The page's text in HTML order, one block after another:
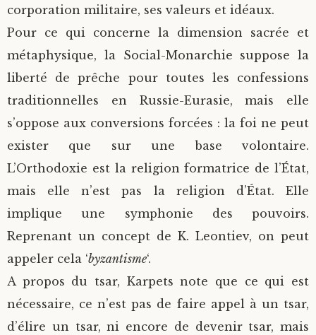
corporation militaire, ses valeurs et idéaux.
Pour ce qui concerne la dimension sacrée et
métaphysique, la Social-Monarchie suppose la
liberté de prêche pour toutes les confessions
traditionnelles en Russie-Eurasie, mais elle
s’oppose aux conversions forcées : la foi ne peut
exister que sur une base volontaire.
L’Orthodoxie est la religion formatrice de l’État,
mais elle n’est pas la religion d’État. Elle
implique une symphonie des pouvoirs.
Reprenant un concept de K. Leontiev, on peut
appeler cela ‘byzantisme‘.
A propos du tsar, Karpets note que ce qui est
nécessaire, ce n’est pas de faire appel à un tsar,
d’élire un tsar, ni encore de devenir tsar, mais